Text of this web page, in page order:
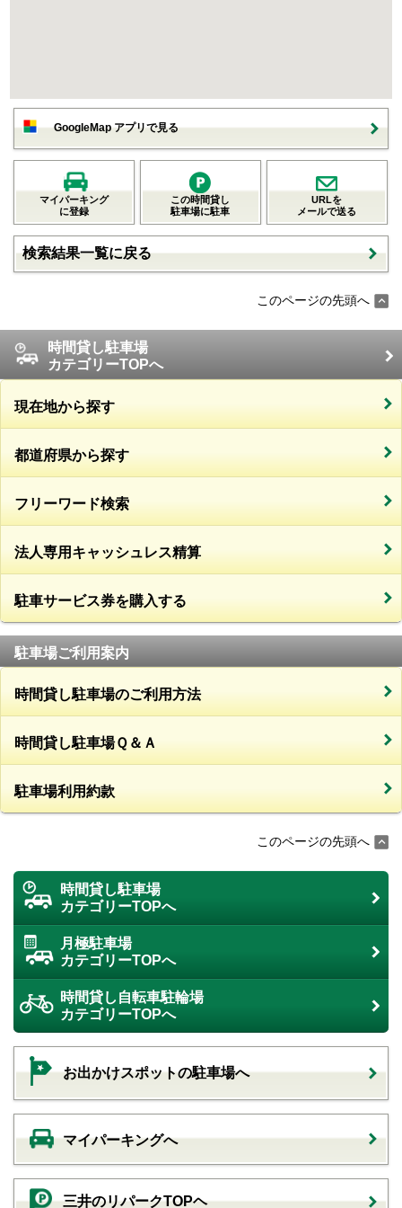
GoogleMap アプリで見る
マイパーキング
に登録
この時間貸し
駐車場に駐車
URLを
メールで送る
検索結果一覧に戻る
このページの先頭へ
時間貸し駐車場
カテゴリーTOPへ
現在地から探す
都道府県から探す
フリーワード検索
法人専用キャッシュレス精算
駐車サービス券を購入する
駐車場ご利用案内
時間貸し駐車場のご利用方法
時間貸し駐車場Ｑ＆Ａ
駐車場利用約款
このページの先頭へ
時間貸し駐車場
カテゴリーTOPへ
月極駐車場
カテゴリーTOPへ
時間貸し自転車駐輪場
カテゴリーTOPへ
お出かけスポットの駐車場へ
マイパーキングへ
三井のリパークTOPヘ